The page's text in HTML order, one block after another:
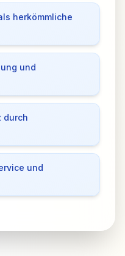
herkömmliche
und
durch
und